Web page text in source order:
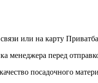
или на карту
менеджера перед
посадочного